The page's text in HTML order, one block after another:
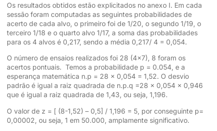
Os resultados obtidos estão explicitados no anexo I. Em cada
sessão foram computadas as seguintes probabilidades de
acerto de cada alvo, o primeiro foi de 1/20, o segundo 1/19, o
terceiro 1/18 e o quarto alvo 1/17, a soma das probabilidades
para os 4 alvos é 0,217, sendo a média 0,217/ 4 = 0,054.
O número de ensaios realizados foi 28 (4×7), 8 foram os
acertos pontuais. Temos a probabilidade p = 0.054, e a
esperança matemática n.p = 28 x 0,054 = 1,52. O desvio
padrão é igual a raiz quadrada de n.p.q =28 x 0,054 x 0,946
que é igual a raiz quadrada de 1,43, ou seja, 1,196.
O valor de z = [ (8-1,52) – 0,5] / 1,196 = 5, por conseguinte p=
0,00002, ou seja, 1 em 50.000, amplamente significativo.